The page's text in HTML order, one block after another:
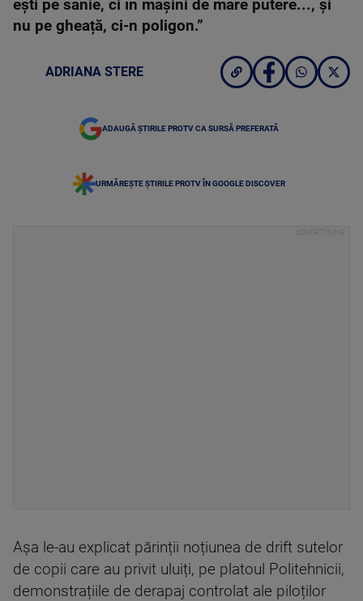
ești pe sanie, ci în mașini de mare putere..., și
nu pe gheață, ci-n poligon.”
ADRIANA STERE
ADAUGĂ ȘTIRILE PROTV CA SURSĂ PREFERATĂ
URMĂREȘTE ȘTIRILE PROTV ÎN GOOGLE DISCOVER
Așa le-au explicat părinții noțiunea de drift sutelor
de copii care au privit uluiți, pe platoul Politehnicii,
demonstrațiile de derapaj controlat ale piloților